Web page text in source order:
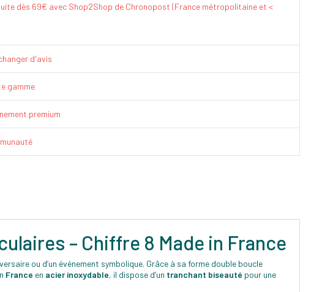
dès 69€ avec Shop2Shop de Chronopost (France métropolitaine et <
d'avis
gamme
premium
– Chiffre 8 Made in France
ou d’un événement symbolique. Grâce à sa forme double boucle
France en acier inoxydable, il dispose d’un tranchant biseauté pour une